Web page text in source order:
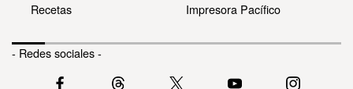
Recetas
Impresora Pacífico
- Redes sociales -